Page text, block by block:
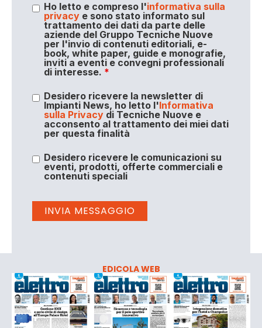
Ho letto e compreso l'informativa sulla
privacye sono stato informato sul
trattamento dei dati da parte delle
aziende del Gruppo Tecniche Nuove
per l'invio di contenuti editoriali, e-
book, white paper, guide e monografie,
inviti a eventi e convegni professionali
di interesse. *
Desidero ricevere la newsletter di
Impianti News, ho letto l'Informativa
sulla Privacydi Tecniche Nuove e
acconsento al trattamento dei miei dati
per questa finalità
Desidero ricevere le comunicazioni su
eventi, prodotti, offerte commerciali e
contenuti speciali
EDICOLA WEB